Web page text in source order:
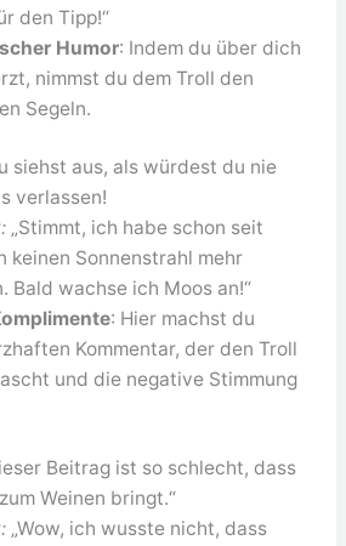
den Tipp!“
Humor: Indem du über dich
nimmst du dem Troll den
Segeln.
siehst aus, als würdest du nie
verlassen!
„Stimmt, ich habe schon seit
keinen Sonnenstrahl mehr
Bald wachse ich Moos an!“
: Hier machst du
Kommentar, der den Troll
und die negative Stimmung
Beitrag ist so schlecht, dass
Weinen bringt.“
„Wow, ich wusste nicht, dass